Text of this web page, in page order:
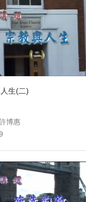
生(二)
博惠